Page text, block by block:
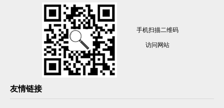
手机扫描二维码
访问网站
友情链接